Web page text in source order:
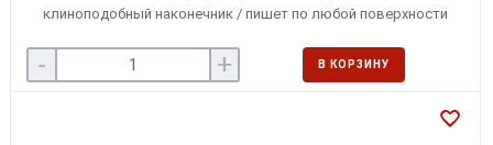
клиноподобный наконечник / пишет по любой поверхности
- + В КОРЗИНУ